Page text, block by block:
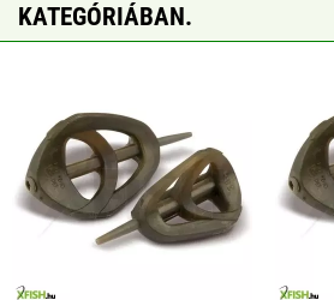
KATEGÓRIÁBAN.